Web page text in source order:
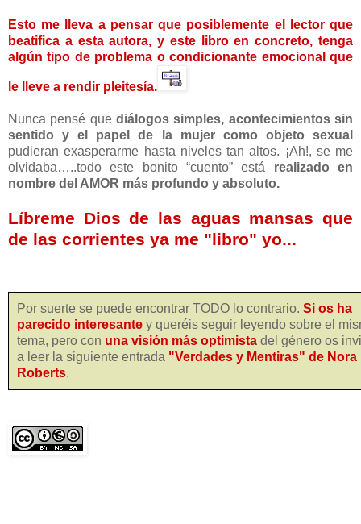
Esto me lleva a pensar que posiblemente el lector que
beatifica a esta autora, y este libro en concreto, tenga
algún tipo de problema o condicionante emocional que
le lleve a rendir pleitesía.
Nunca pensé que diálogos simples, acontecimientos sin
sentido y el papel de la mujer como objeto sexual
pudieran exasperarme hasta niveles tan altos. ¡Ah!, se me
olvidaba…..todo este bonito “cuento” está realizado en
nombre del AMOR más profundo y absoluto.
Líbreme Dios de las aguas mansas que
de las corrientes ya me "libro" yo...
Por suerte se puede encontrar TODO lo contrario. Si os ha
parecido interesante y queréis seguir leyendo sobre el
tema, pero con una visión más optimista del género os
a leer la siguiente entrada "Verdades y Mentiras" de Nora
Roberts.